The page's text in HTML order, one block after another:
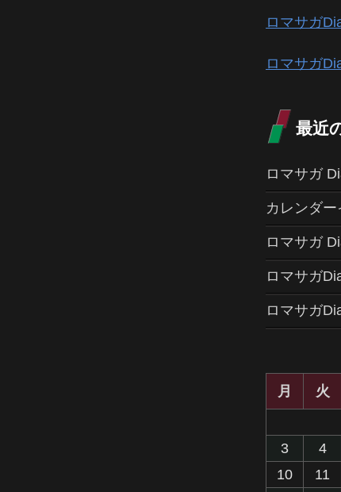
ロマサガ
ロマサガ
最近
ロマサガ
カレンダ
ロマサガ
ロマサガ
ロマサガ
月
火
3
4
10
11